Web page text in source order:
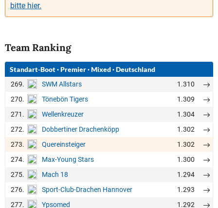
bitte hier.
Team Ranking
Standart-Boot·Premier·Mixed·Deutschland
269. SWM Allstars
1.310
270.
Tönebön Tigers
1.309
271.
Wellenkreuzer
1.304
272.
Dobbertiner Drachenköpp
1.302
273.
Quereinsteiger
1.302
274.
Max-Young Stars
1.300
275.
Mach 18
1.294
276.
Sport-Club-Drachen Hannover
1.293
277.
Ypsomed
1.292